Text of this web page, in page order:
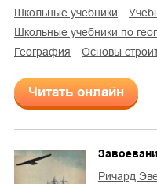
школьные учебники
школьные учебники по
география
основы
Читать онлайн
Ричард